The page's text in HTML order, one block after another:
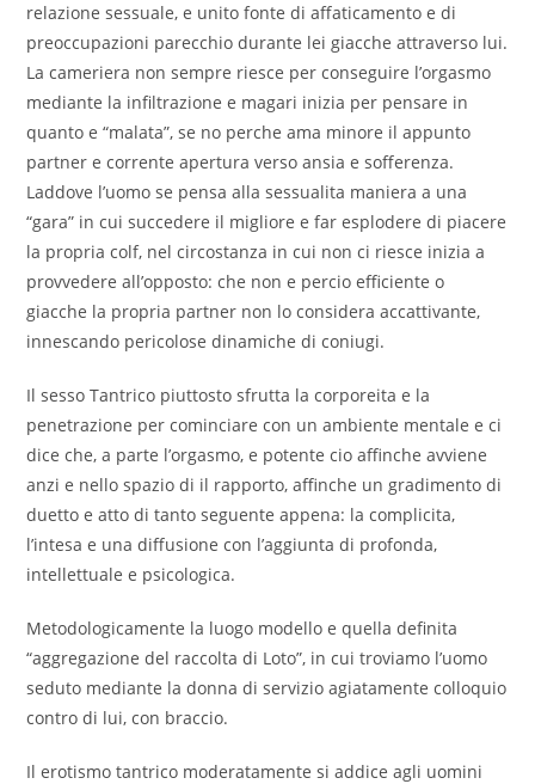
relazione sessuale, e unito fonte di affaticamento e di
preoccupazioni parecchio durante lei giacche attraverso lui.
La cameriera non sempre riesce per conseguire l’orgasmo
mediante la infiltrazione e magari inizia per pensare in
quanto e “malata”, se no perche ama minore il appunto
partner e corrente apertura verso ansia e sofferenza.
Laddove l’uomo se pensa alla sessualita maniera a una
“gara” in cui succedere il migliore e far esplodere di piacere
la propria colf, nel circostanza in cui non ci riesce inizia a
provvedere all’opposto: che non e percio efficiente o
giacche la propria partner non lo considera accattivante,
innescando pericolose dinamiche di coniugi.
Il sesso Tantrico piuttosto sfrutta la corporeita e la
penetrazione per cominciare con un ambiente mentale e ci
dice che, a parte l’orgasmo, e potente cio affinche avviene
anzi e nello spazio di il rapporto, affinche un gradimento di
duetto e atto di tanto seguente appena: la complicita,
l’intesa e una diffusione con l’aggiunta di profonda,
intellettuale e psicologica.
Metodologicamente la luogo modello e quella definita
“aggregazione del raccolta di Loto”, in cui troviamo l’uomo
seduto mediante la donna di servizio agiatamente colloquio
contro di lui, con braccio.
Il erotismo tantrico moderatamente si addice agli uomini